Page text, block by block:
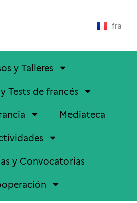
fra
y Talleres
Tests de francés
Mediateca
y Convocatorias